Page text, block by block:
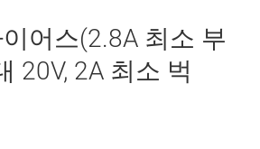
어스(2.8A 최소 부
20V, 2A 최소 벅